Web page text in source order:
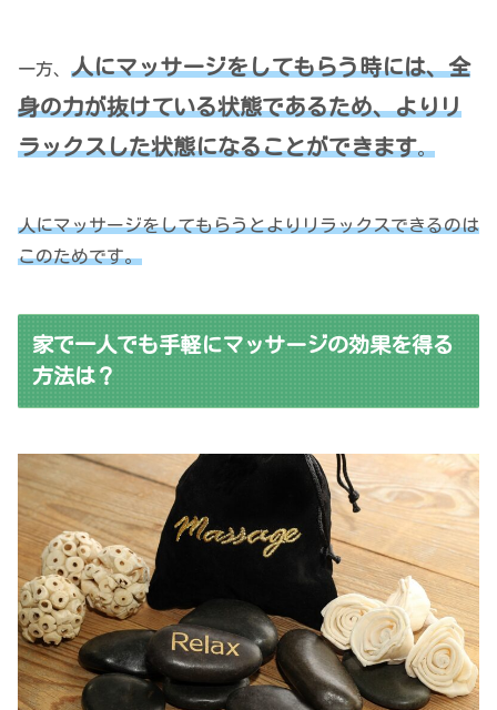
一方、 人にマッサージをしてもらう時には、全
身の力が抜けている状態であるため、よりリ
ラックスした状態になることができます。
人にマッサージをしてもらうとよりリラックスできるのは
このためです。
家で一人でも手軽にマッサージの効果を得る
方法は？